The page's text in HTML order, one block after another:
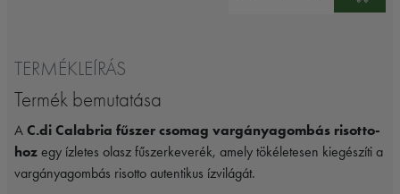
TERMÉKLEÍRÁS
Termék bemutatása
A C.di Calabria fűszer csomag vargányagombás risotto-
hoz egy ízletes olasz fűszerkeverék, amely tökéletesen kiegészíti a
vargányagombás risotto autentikus ízvilágát.